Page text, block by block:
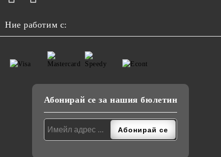
Ние работим с:
Абонирай се за нашия бюлетин